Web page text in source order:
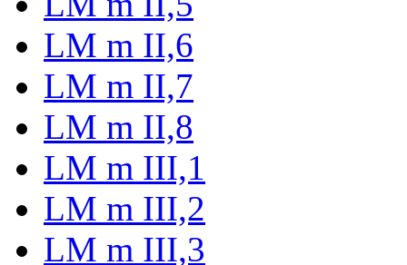
LM m II,6
LM m II,7
LM m II,8
LM m III,1
LM m III,2
LM m III,3